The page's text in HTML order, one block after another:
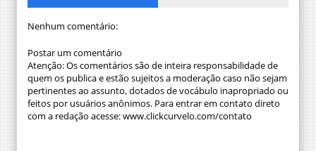
Nenhum comentário:
Postar um comentário
Atenção: Os comentários são de inteira responsabilidade de
quem os publica e estão sujeitos a moderação caso não sejam
pertinentes ao assunto, dotados de vocábulo inapropriado ou
feitos por usuários anônimos. Para entrar em contato direto
com a redação acesse: www.clickcurvelo.com/contato